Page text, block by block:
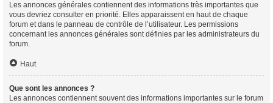
Les annonces générales contiennent des informations très importantes que
vous devriez consulter en priorité. Elles apparaissent en haut de chaque
forum et dans le panneau de contrôle de l’utilisateur. Les permissions
concernant les annonces générales sont définies par les administrateurs du
forum.
Haut
Que sont les annonces ?
Les annonces contiennent souvent des informations importantes sur le forum